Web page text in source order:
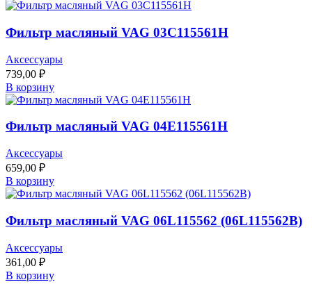
Фильтр масляный VAG 03C115561H
Аксессуары
739,00 ₽
В корзину
Фильтр масляный VAG 04E115561H
Аксессуары
659,00 ₽
В корзину
Фильтр масляный VAG 06L115562 (06L115562B)
Аксессуары
361,00 ₽
В корзину